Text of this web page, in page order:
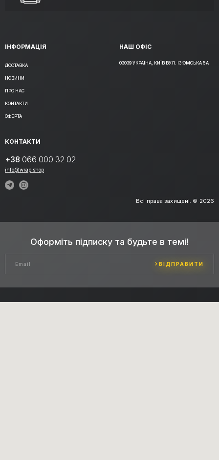
ІНФОРМАЦІЯ
ДОСТАВКА
НОВИНИ
ПРО НАС
КОНТАКТИ
ОФЕРТА
НАШ ОФІС
03039 УКРАЇНА, КИЇВ ВУЛ. ІЗЮМСЬКА 5А
КОНТАКТИ
+38 066 000 32 02
info@wrap.shop
Всі права захищені. © 2026
Оформіть підписку та будьте в темі!
ВІДПРАВИТИ